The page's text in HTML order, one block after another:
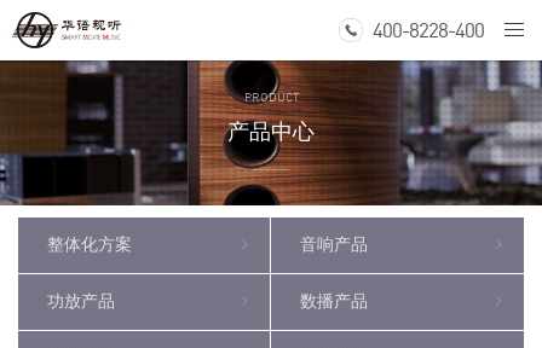
400-8228-400
PRODUCT
产品中心
整体化方案 音响产品
功放产品 数播产品